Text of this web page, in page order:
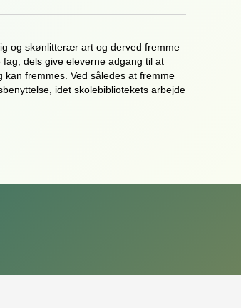
og skønlitterær art og derved fremme
dels give eleverne adgang til at
fremmes. Ved således at fremme
idet skolebibliotekets arbejde